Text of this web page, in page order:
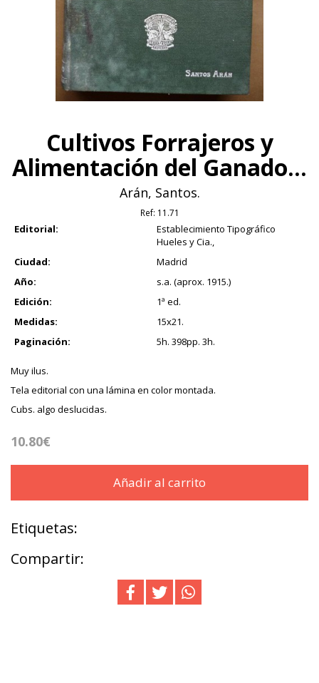
Cultivos Forrajeros y
Alimentación del Ganado...
Arán, Santos.
Ref: 11.71
Editorial:
Establecimiento Tipográfico
Hueles y Cia.,
Ciudad:
Madrid
Año:
s.a. (aprox. 1915.)
Edición:
1ª ed.
Medidas:
15x21.
Paginación:
5h. 398pp. 3h.
Muy ilus.
Tela editorial con una lámina en color montada.
Cubs. algo deslucidas.
10.80€
Añadir al carrito
Etiquetas:
Compartir: